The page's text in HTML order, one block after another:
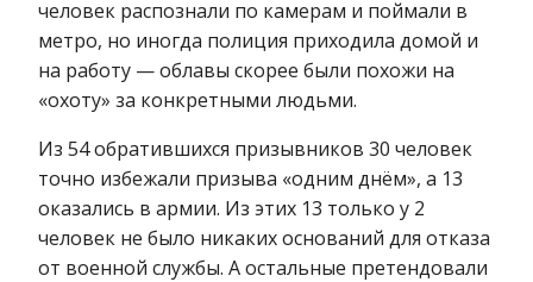
человек распознали по камерам и поймали в
метро, но иногда полиция приходила домой и
на работу — облавы скорее были похожи на
«охоту» за конкретными людьми.
Из 54 обратившихся призывников 30 человек
точно избежали призыва «одним днём», а 13
оказались в армии. Из этих 13 только у 2
человек не было никаких оснований для отказа
от военной службы. А остальные претендовали